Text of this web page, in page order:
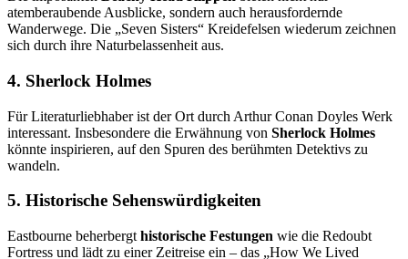
atemberaubende Ausblicke, sondern auch herausfordernde
Wanderwege. Die „Seven Sisters“ Kreidefelsen wiederum zeichnen
sich durch ihre Naturbelassenheit aus.
4. Sherlock Holmes
Für Literaturliebhaber ist der Ort durch Arthur Conan Doyles Werk
interessant. Insbesondere die Erwähnung von Sherlock Holmes
könnte inspirieren, auf den Spuren des berühmten Detektivs zu
wandeln.
5. Historische Sehenswürdigkeiten
Eastbourne beherbergt historische Festungen wie die Redoubt
Fortress und lädt zu einer Zeitreise ein – das „How We Lived